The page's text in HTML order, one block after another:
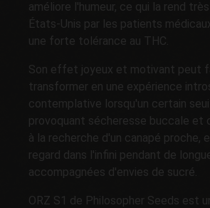
améliore l'humeur, ce qui la rend
États-Unis par les patients
une forte tolérance au THC.
Son effet joyeux et motivant peut
transformer en une expérience
contemplative lorsqu'un certain
provoquant sécheresse buccale et
à la recherche d'un canapé proche,
regard dans l'infini pendant de
accompagnées d'envies de sucré.
ORZ S1 de Philosopher Seeds est